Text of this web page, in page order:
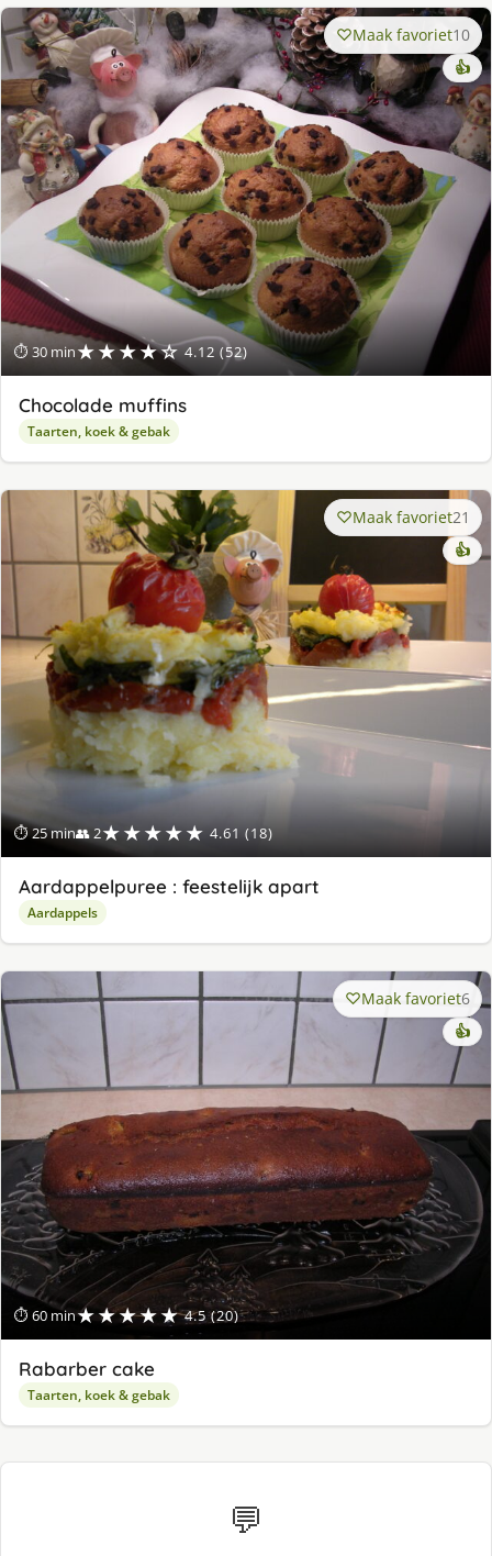
⏱ 30 min★★★★☆ 4.12 (52)
Maak favoriet10
👍
Chocolade muffins
Taarten, koek & gebak
⏱ 25 min👥 2★★★★★ 4.61 (18)
Maak favoriet21
👍
Aardappelpuree : feestelijk apart
Aardappels
⏱ 60 min★★★★★ 4.5 (20)
Maak favoriet6
👍
Rabarber cake
Taarten, koek & gebak
💬